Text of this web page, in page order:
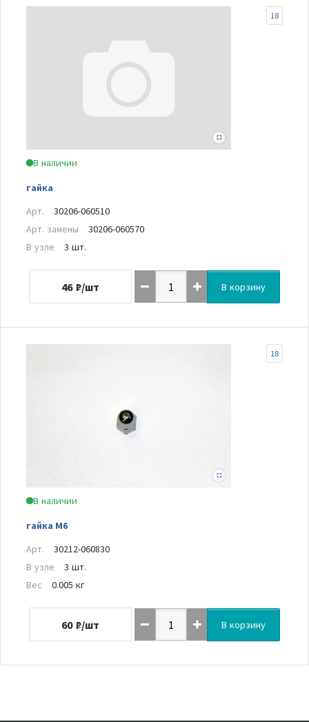
В наличии
гайка
18
Арт.
30206-060510
Арт. замены
30206-060570
В узле
3 шт.
46 ₽/шт В корзину
В наличии
гайка M6
18
Арт.
30212-060830
В узле
3 шт.
Вес
0.005 кг
60 ₽/шт В корзину